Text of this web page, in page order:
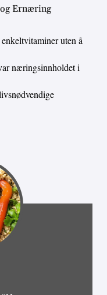
Ernæring
uten å
næringsinnholdet i